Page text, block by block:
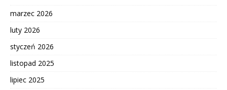
marzec 2026
luty 2026
styczeń 2026
listopad 2025
lipiec 2025